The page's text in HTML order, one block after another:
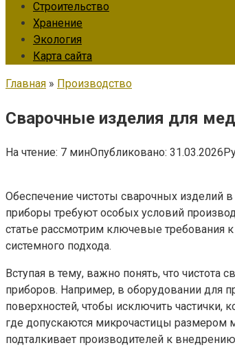
Строительство
Хранение
Экология
Карта сайта
Главная » Производство
Сварочные изделия для
На чтение: 7 минОпубликовано: 31.03.2026
Обеспечение чистоты сварочных изделий
приборы требуют особых условий
статье рассмотрим ключевые требования
системного подхода.
Вступая в тему, важно понять, что чистота
приборов. Например, в оборудовании для
поверхностей, чтобы исключить
где допускаются микрочастицы размером
подталкивает производителей к